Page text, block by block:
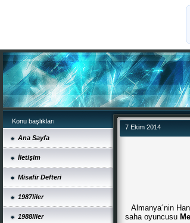
Konu başlıkları
Ana Sayfa
İletişim
Misafir Defteri
1987liler
1988liler
7 Ekim 2014
Almanya´nin
saha oyuncusu